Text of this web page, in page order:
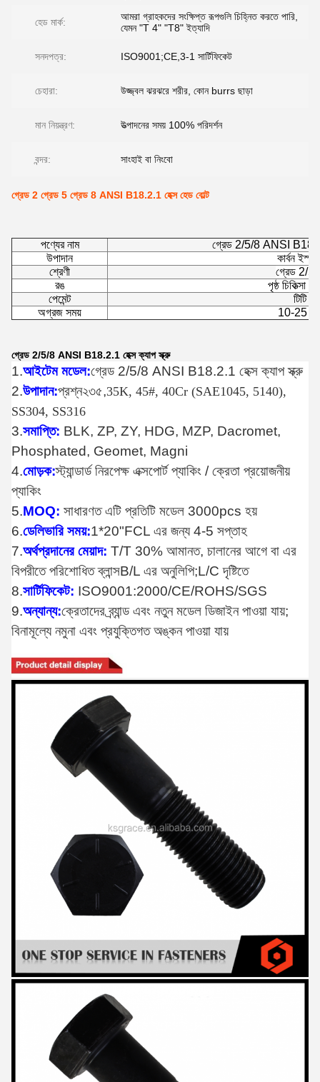
হেড মার্ক:
আমরা গ্রাহকদের সংক্ষিপ্ত রূপগুলি চিহ্নিত করতে পারি,
যেমন "T 4" "T8" ইত্যাদি
সনদপত্র: ISO9001;CE,3-1 সার্টিফিকেট
চেহারা: উজ্জ্বল ঝরঝরে শরীর, কোন burrs ছাড়া
মান নিয়ন্ত্রণ: উত্পাদনের সময় 100% পরিদর্শন
বন্দর: সাংহাই বা নিংবো
গ্রেড 2 গ্রেড 5 গ্রেড 8 ANSI B18.2.1 হেক্স হেড বোল্ট
পণ্যের নাম
গ্রেড 2/5/8 ANSI
উপাদান
কার্বন
শ্রেণী
গ্রেড 2/5/
রঙ
পৃষ্ঠ চিকিত্সা
পেমেন্ট
টিটি
অগ্রজ সময়
10-25
গ্রেড 2/5/8 ANSI B18.2.1 হেক্স ক্যাপ স্ক্রু
1.আইটেম মডেল:গ্রেড 2/5/8 ANSI B18.2.1 হেক্স ক্যাপ স্ক্রু
2.উপাদান:প্রশ্ন২৩৫,35K, 45#, 40Cr (SAE1045, 5140),
SS304, SS316
3.সমাপ্তি: BLK, ZP, ZY, HDG, MZP, Dacromet,
Phosphated, Geomet, Magni
4.মোড়ক:স্ট্যান্ডার্ড নিরপেক্ষ এক্সপোর্ট প্যাকিং / ক্রেতা প্রয়োজনীয়
প্যাকিং
5.MOQ: সাধারণত এটি প্রতিটি মডেল 3000pcs হয়
6.ডেলিভারি সময়:1*20"FCL এর জন্য 4-5 সপ্তাহ
7.অর্থপ্রদানের মেয়াদ: T/T 30% আমানত, চালানের আগে বা এর
বিপরীতে পরিশোধিত ব্লান্সB/L এর অনুলিপি;L/C দৃষ্টিতে
8.সার্টিফিকেট: ISO9001:2000/CE/ROHS/SGS
9.অন্যান্য:ক্রেতাদের ব্র্যান্ড এবং নতুন মডেল ডিজাইন পাওয়া যায়;
বিনামূল্যে নমুনা এবং প্রযুক্তিগত অঙ্কন পাওয়া যায়